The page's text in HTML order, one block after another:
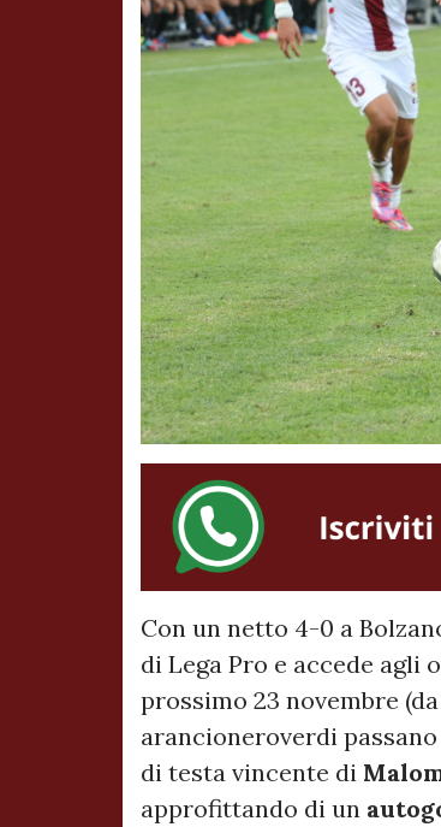
Con un netto 4-0 a
di Lega Pro e accede agli
prossimo 23 novembre
arancioneroverdi
di testa vincente di
approfittando di un